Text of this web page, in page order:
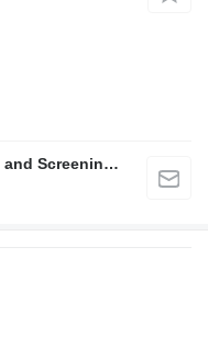
FABO Mobile & Stationary Crushing and Screening Plants | Concrete Batching Plants Manufacturer